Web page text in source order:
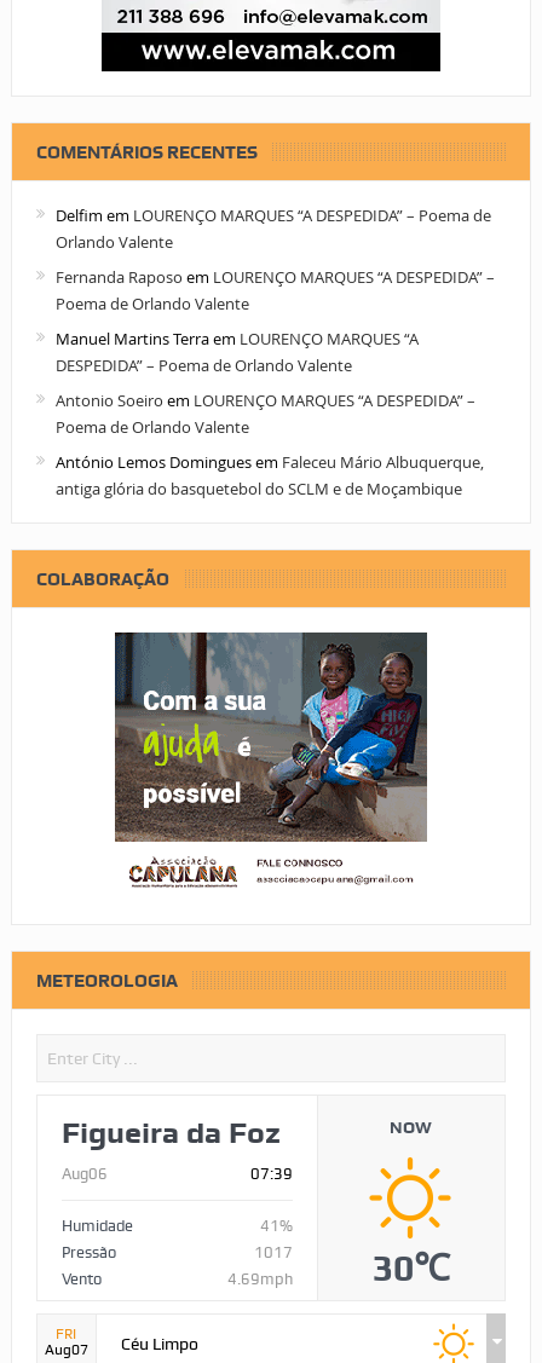
COMENTÁRIOS RECENTES
Delfim em LOURENÇO MARQUES “A DESPEDIDA” – Poema de
Orlando Valente
Fernanda Raposo em LOURENÇO MARQUES “A DESPEDIDA” –
Poema de Orlando Valente
Manuel Martins Terraem LOURENÇO MARQUES “A
DESPEDIDA” – Poema de Orlando Valente
Antonio Soeiro em LOURENÇO MARQUES “A DESPEDIDA” –
Poema de Orlando Valente
António Lemos Dominguesem Faleceu Mário Albuquerque,
antiga glória do basquetebol do SCLM e de Moçambique
COLABORAÇÃO
METEOROLOGIA
Figueira da Foz
Aug06 07:39
Humidade
41%
Pressão
1017
Vento
4.69mph
NOW
30℃
FRI
Aug07
Céu Limpo